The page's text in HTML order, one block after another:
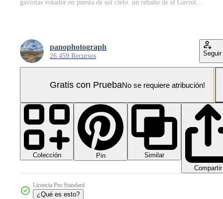
gaviotas volador en puesta de sol cielo. un rebaño de el Gaviota aves moscas debajo un oscuro cielo después atardecer, terminado el mar a lo largo el rocoso costa. libertad concepto Vídeo Pro
panophotograph
26.459 Recursos Seguir
Gratis con PruebaNo se requiere atribución!
Colección Pin
Similar
Compartir
Licencia Pro Standard
¿Qué es esto?